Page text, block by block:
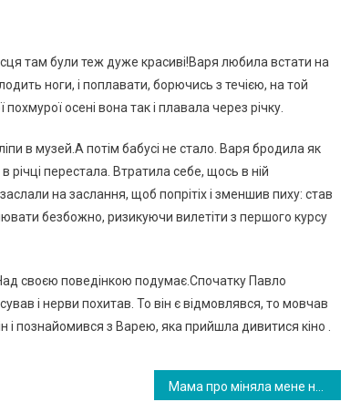
там були теж дуже красиві!Варя любила встати на
ноги, і поплавати, борючись з течією, на той
осені вона так і плавала через річку.
в музей.А потім бабусі не стало. Варя бродила як
перестала. Втратила себе, щось в ній
на заслання, щоб попрітіх і зменшив пиху: став
безбожно, ризикуючи вилетіти з першого курсу
своєю поведінкою подумає.Спочатку Павло
і нерви похитав. То він є відмовлявся, то мовчав
і познайомився з Варею, яка прийшла дивитися кіно .